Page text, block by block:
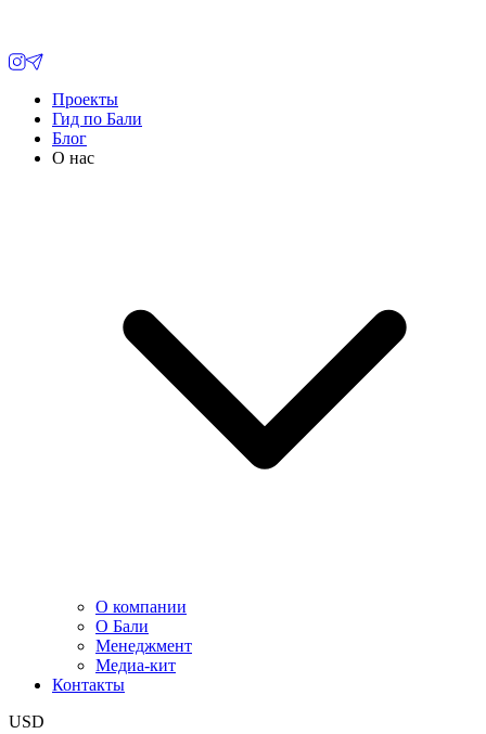
Проекты
Гид по Бали
Блог
О нас
О компании
О Бали
Менеджмент
Медиа-кит
Контакты
USD